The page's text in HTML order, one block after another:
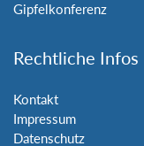
Gipfelkonferenz
Rechtliche Infos
Kontakt
Impressum
Datenschutz